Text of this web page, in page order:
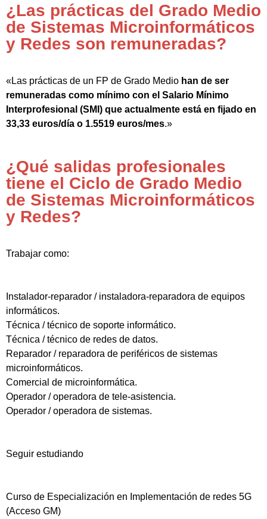
¿Las prácticas del Grado Medio
de Sistemas Microinformáticos
y Redes son remuneradas?
«Las prácticas de un FP de Grado Medio han de ser
remuneradas como mínimo con el Salario Mínimo
Interprofesional (SMI) que actualmente está en fijado en
33,33 euros/día o 1.5519 euros/mes.»
¿Qué salidas profesionales
tiene el Ciclo de Grado Medio
de Sistemas Microinformáticos
y Redes?
Trabajar como:
Instalador-reparador / instaladora-reparadora de equipos
informáticos.
Técnica / técnico de soporte informático.
Técnica / técnico de redes de datos.
Reparador / reparadora de periféricos de sistemas
microinformáticos.
Comercial de microinformática.
Operador / operadora de tele-asistencia.
Operador / operadora de sistemas.
Seguir estudiando
Curso de Especialización en Implementación de redes 5G
(Acceso GM)